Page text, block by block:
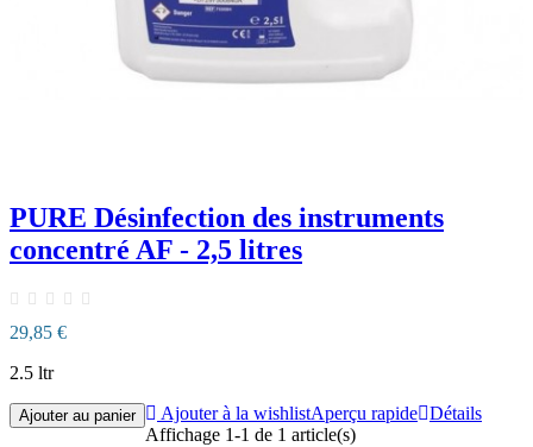
PURE Désinfection des instruments
concentré AF - 2,5 litres
29,85 €
2.5 ltr
Ajouter au panier Ajouter à la wishlistAperçu rapide Détails
Affichage 1-1 de 1 article(s)